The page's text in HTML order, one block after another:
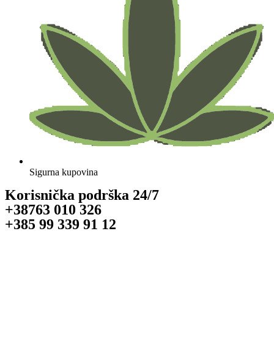
Sigurna kupovina
Korisnička podrška 24/7
+38763 010 326
+385 99 339 91 12